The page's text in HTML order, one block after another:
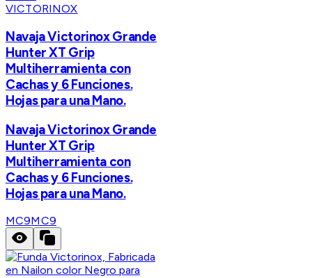
VICTORINOX
Navaja Victorinox Grande
Hunter XT Grip
Multiherramienta con
Cachas y 6 Funciones.
Hojas para una Mano.
Navaja Victorinox Grande
Hunter XT Grip
Multiherramienta con
Cachas y 6 Funciones.
Hojas para una Mano.
MC9MC9